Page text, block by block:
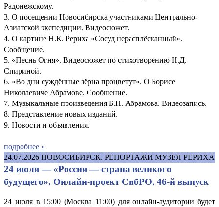
Радонежскому.
3. О посещении Новосибирска участниками Центрально-
Азиатской экспедиции. Видеосюжет.
4. О картине Н.К. Рериха «Сосуд нерасплёсканный».
Сообщение.
5. «Песнь Огня». Видеосюжет по стихотворению Н.Д.
Спириной.
6. «Во дни суждённые зёрна процветут». О Борисе
Николаевиче Абрамове. Сообщение.
7. Музыкальные произведения Б.Н. Абрамова. Видеозапись.
8. Представление новых изданий.
9. Новости и объявления.
подробнее »
24.07.2026 НОВОСИБИРСК. РЕПОРТАЖИ МУЗЕЯ РЕРИХА
24 июля — «Россия — страна великого
будущего». Онлайн-проект СибРО, 46-й выпуск
24 июля в 15:00 (Москва 11:00) для онлайн-аудитории будет